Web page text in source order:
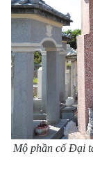
Mộ phần cố Đại